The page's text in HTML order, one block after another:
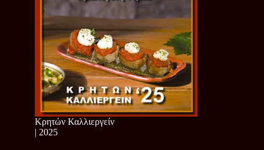
Κρητών Καλλιεργείν
| 2025